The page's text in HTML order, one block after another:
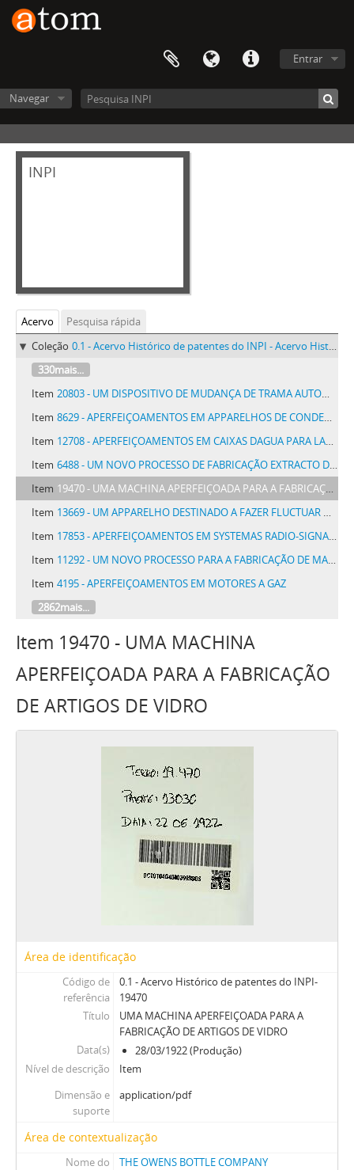
Entrar
Navegar
INPI
Acervo
Pesquisa rápida
Coleção 0.1 - Acervo Histórico de patentes do INPI - Acervo Histórico de patentes do INPI
330mais...
Item 20803 - UM DISPOSITIVO DE MUDANÇA DE TRAMA AUTOMATICO E RACIONAL PARA TEARES DE TECER MECANICAMENTE, PERMITINDO CONSERVAR A ESTES ULTIMOS SUA RAPIDEZ NORMAL MAXIMA
Item 8629 - APERFEIÇOAMENTOS EM APPARELHOS DE CONDENSAÇÃO E DE REFRIGERAÇÃO
Item 12708 - APERFEIÇOAMENTOS EM CAIXAS DAGUA PARA LAVAGEM DE LATRINAS E SEMELHANTES
Item 6488 - UM NOVO PROCESSO DE FABRICAÇÃO EXTRACTO DE FUMO (NICOTIANA TABACUM)
Item 19470 - UMA MACHINA APERFEIÇOADA PARA A FABRICAÇÃO DE ARTIGOS DE VIDRO
Item 13669 - UM APPARELHO DESTINADO A FAZER FLUCTUAR NAVIOS SUBMERGIDOS
Item 17853 - APERFEIÇOAMENTOS EM SYSTEMAS RADIO-SIGNALADORES
Item 11292 - UM NOVO PROCESSO PARA A FABRICAÇÃO DE MATERIAS CORANTES PRETAS CONTENDO ENXOFRE
Item 4195 - APERFEIÇOAMENTOS EM MOTORES A GAZ
2862mais...
Item 19470 - UMA MACHINA
APERFEIÇOADA PARA A FABRICAÇÃO
DE ARTIGOS DE VIDRO
Área de identificação
Código de
referência
0.1 - Acervo Histórico de patentes do INPI-
19470
Título
UMA MACHINA APERFEIÇOADA PARA A
FABRICAÇÃO DE ARTIGOS DE VIDRO
Data(s)
28/03/1922 (Produção)
Nível de descrição
Item
Dimensão e
suporte
application/pdf
Área de contextualização
Nome do
THE OWENS BOTTLE COMPANY